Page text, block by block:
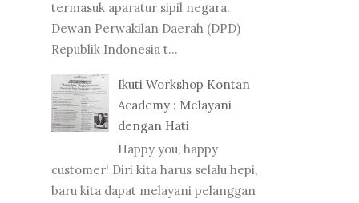
termasuk aparatur sipil negara.
Dewan Perwakilan Daerah (DPD)
Republik Indonesia t...
Ikuti Workshop Kontan
Academy : Melayani
dengan Hati
Happy you, happy
customer! Diri kita harus selalu hepi,
baru kita dapat melayani pelanggan